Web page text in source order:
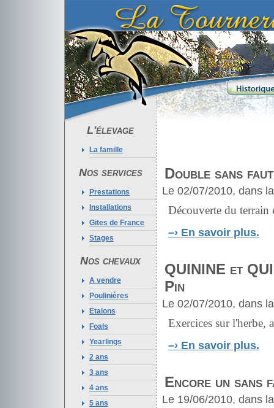
L'élevage
La famille
Nos services
Prestations
Installations
Gites de France
Stages
Nos chevaux
A vendre
Poulinières
Etalons
Foals
Yearlings
2 ans
3 ans
4 ans
5 ans
Double sans
Le 02/07/2010, dans
Découverte du
–› En savoir plus.
QUININE et
Pin
Le 02/07/2010, dans
Exercices sur l'herbe,
–› En savoir plus.
Encore un sans
Le 19/06/2010, dans